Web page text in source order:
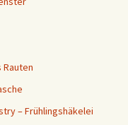
Rauten
– Frühlingshäkelei